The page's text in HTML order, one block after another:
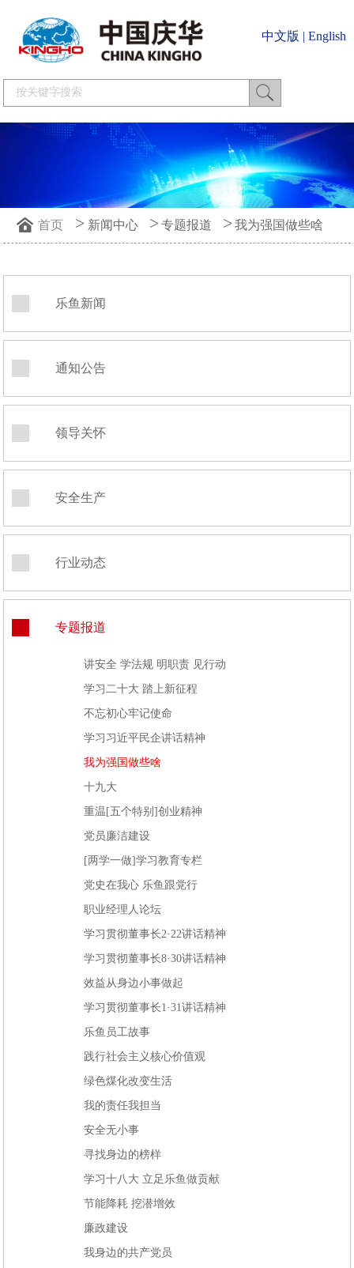
中文版 | English
首页 > 新闻中心 > 专题报道 > 我为强国做些啥
乐鱼新闻
通知公告
领导关怀
安全生产
行业动态
专题报道
讲安全 学法规 明职责 见行动
学习二十大 踏上新征程
不忘初心牢记使命
学习习近平民企讲话精神
我为强国做些啥
十九大
重温[五个特别]创业精神
党员廉洁建设
[两学一做]学习教育专栏
党史在我心 乐鱼跟党行
职业经理人论坛
学习贯彻董事长2·22讲话精神
学习贯彻董事长8·30讲话精神
效益从身边小事做起
学习贯彻董事长1·31讲话精神
乐鱼员工故事
践行社会主义核心价值观
绿色煤化改变生活
我的责任我担当
安全无小事
寻找身边的榜样
学习十八大 立足乐鱼做贡献
节能降耗 挖潜增效
廉政建设
我身边的共产党员